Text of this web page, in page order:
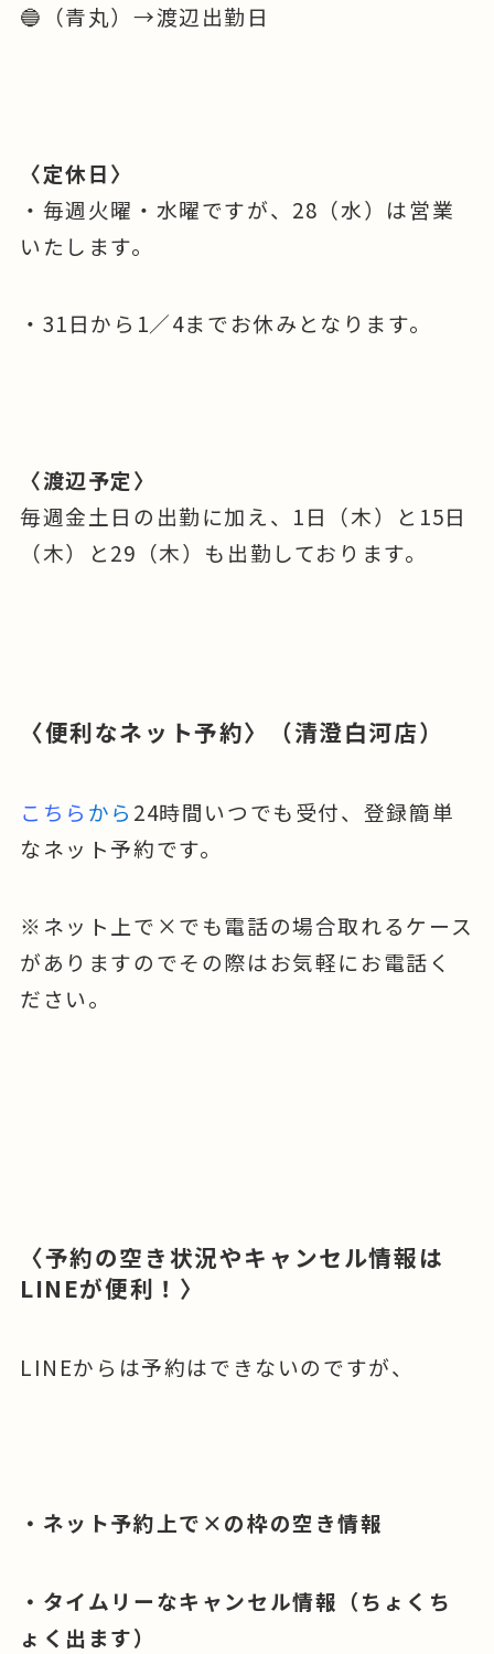
🔵（青丸）→渡辺出勤日
〈定休日〉
・毎週火曜・水曜ですが、28（水）は営業
いたします。
・31日から1／4までお休みとなります。
〈渡辺予定〉
毎週金土日の出勤に加え、1日（木）と15日
（木）と29（木）も出勤しております。
〈便利なネット予約〉（清澄白河店）
こちら から 24時間いつでも受付、登録簡単
なネット予約です。
※ネット上で×でも電話の場合取れるケース
がありますのでその際はお気軽にお電話く
ださい。
〈予約の空き状況やキャンセル情報は
LINEが便利！〉
LINEからは予約はできないのですが、
・ネット予約上で×の枠の空き情報
・タイムリーなキャンセル情報（ちょくち
ょく出ます）